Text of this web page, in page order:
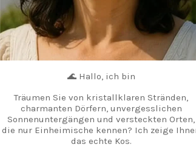
🌊 Hallo, ich bin
Träumen Sie von kristallklaren Stränden,
charmanten Dörfern, unvergesslichen
Sonnenuntergängen und versteckten Orten,
die nur Einheimische kennen? Ich zeige
das echte Kos.